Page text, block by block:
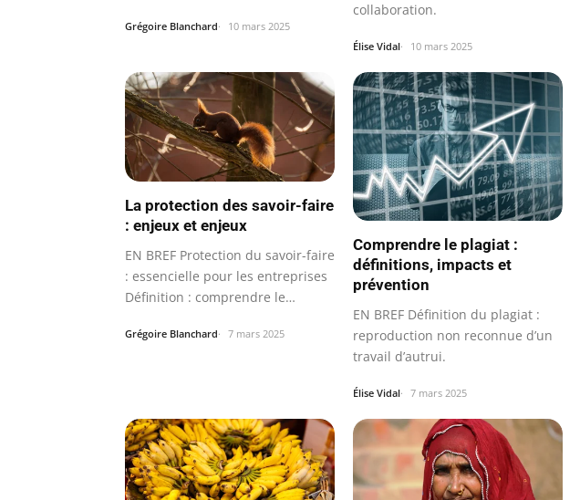
Grégoire Blanchard 10 mars 2025
collaboration.
Élise Vidal 10 mars 2025
La protection des savoir-faire
: enjeux et enjeux
EN BREF Protection du savoir-faire
: essencielle pour les entreprises
Définition : comprendre le…
Grégoire Blanchard 7 mars 2025
Comprendre le plagiat :
définitions, impacts et
prévention
EN BREF Définition du plagiat :
reproduction non reconnue d’un
travail d’autrui.
Élise Vidal 7 mars 2025